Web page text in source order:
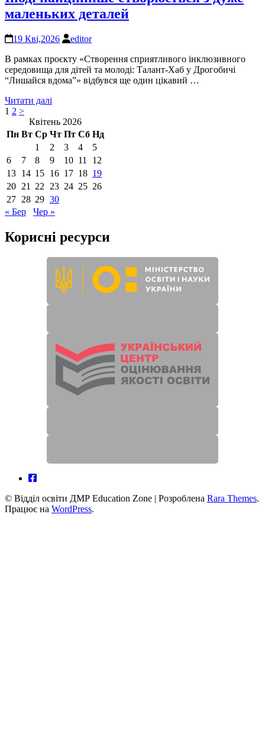
маленьких деталей
19 Кві,2026
editor
В рамках проєкту «Створення сприятливого інклюзивного
середовища для дітей та молоді: Талант-Хаб у Дрогобичі
“Лишайся вдома”» відбувся ще один цікавий …
Читати далі
Пагінація
записів
Сторінку
1 Сторінку
2 >
Квітень 2026
Пн Вт Ср Чт Пт Сб Нд
1
2 3 4
5
6
7 8 9 10 11
12
13 14 15 16 17 18 19
20 21 22 23 24 25 26
27 28 29 30
« Бер
Чер »
Корисні ресурси
© Відділ освіти ДМР Education Zone | Розроблена Rara Themes.
Працює на WordPress.